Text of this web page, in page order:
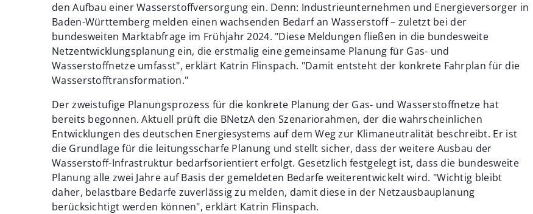
den Aufbau einer Wasserstoffversorgung ein. Denn: Industrieunternehmen und Energieversorger in
Baden-Württemberg melden einen wachsenden Bedarf an Wasserstoff – zuletzt bei der
bundesweiten Marktabfrage im Frühjahr 2024. "Diese Meldungen fließen in die bundesweite
Netzentwicklungsplanung ein, die erstmalig eine gemeinsame Planung für Gas- und
Wasserstoffnetze umfasst", erklärt Katrin Flinspach. "Damit entsteht der konkrete Fahrplan für die
Wasserstofftransformation."
Der zweistufige Planungsprozess für die konkrete Planung der Gas- und Wasserstoffnetze hat
bereits begonnen. Aktuell prüft die BNetzA den Szenariorahmen, der die wahrscheinlichen
Entwicklungen des deutschen Energiesystems auf dem Weg zur Klimaneutralität beschreibt. Er ist
die Grundlage für die leitungsscharfe Planung und stellt sicher, dass der weitere Ausbau der
Wasserstoff-Infrastruktur bedarfsorientiert erfolgt. Gesetzlich festgelegt ist, dass die bundesweite
Planung alle zwei Jahre auf Basis der gemeldeten Bedarfe weiterentwickelt wird. "Wichtig bleibt
daher, belastbare Bedarfe zuverlässig zu melden, damit diese in der Netzausbauplanung
berücksichtigt werden können", erklärt Katrin Flinspach.